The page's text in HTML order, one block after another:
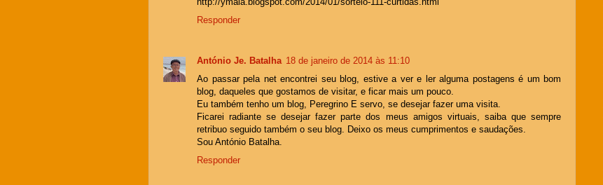
Responder
António Je. Batalha 18 de janeiro de 2014 às 11:10
Ao passar pela net encontrei seu blog, estive a ver e ler alguma postagens é um bom
blog, daqueles que gostamos de visitar, e ficar mais um pouco.
Eu também tenho um blog, Peregrino E servo, se desejar fazer uma visita.
Ficarei radiante se desejar fazer parte dos meus amigos virtuais, saiba que sempre
retribuo seguido também o seu blog. Deixo os meus cumprimentos e saudações.
Sou António Batalha.
Responder